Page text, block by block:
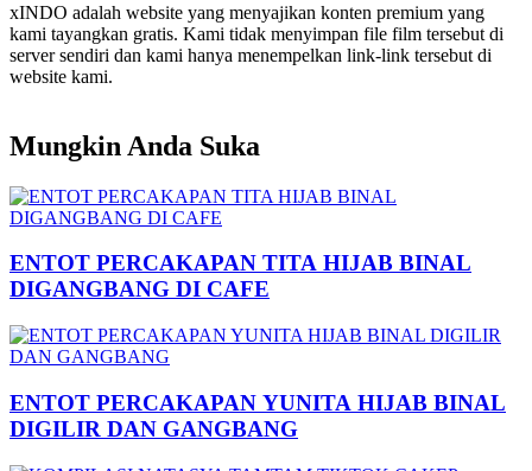
xINDO adalah website yang menyajikan konten premium yang
kami tayangkan gratis. Kami tidak menyimpan file film tersebut di
server sendiri dan kami hanya menempelkan link-link tersebut di
website kami.
Mungkin Anda Suka
ENTOT PERCAKAPAN TITA HIJAB BINAL
DIGANGBANG DI CAFE
ENTOT PERCAKAPAN YUNITA HIJAB BINAL
DIGILIR DAN GANGBANG